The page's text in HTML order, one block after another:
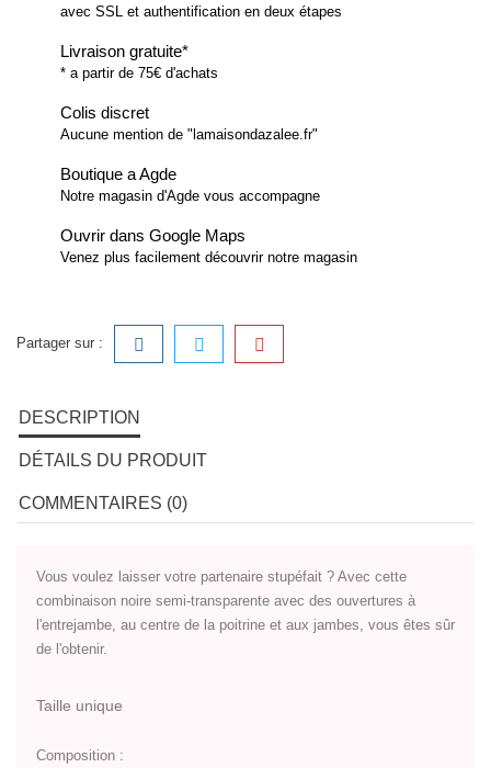
avec SSL et authentification en deux étapes
Livraison gratuite*
* a partir de 75€ d'achats
Colis discret
Aucune mention de "lamaisondazalee.fr"
Boutique a Agde
Notre magasin d'Agde vous accompagne
Ouvrir dans Google Maps
Venez plus facilement découvrir notre magasin
Partager sur :
DESCRIPTION
DÉTAILS DU PRODUIT
COMMENTAIRES (0)
Vous voulez laisser votre partenaire stupéfait ? Avec cette
combinaison noire semi-transparente avec des ouvertures à
l'entrejambe, au centre de la poitrine et aux jambes, vous êtes sûr
de l'obtenir.
Taille unique
Composition :